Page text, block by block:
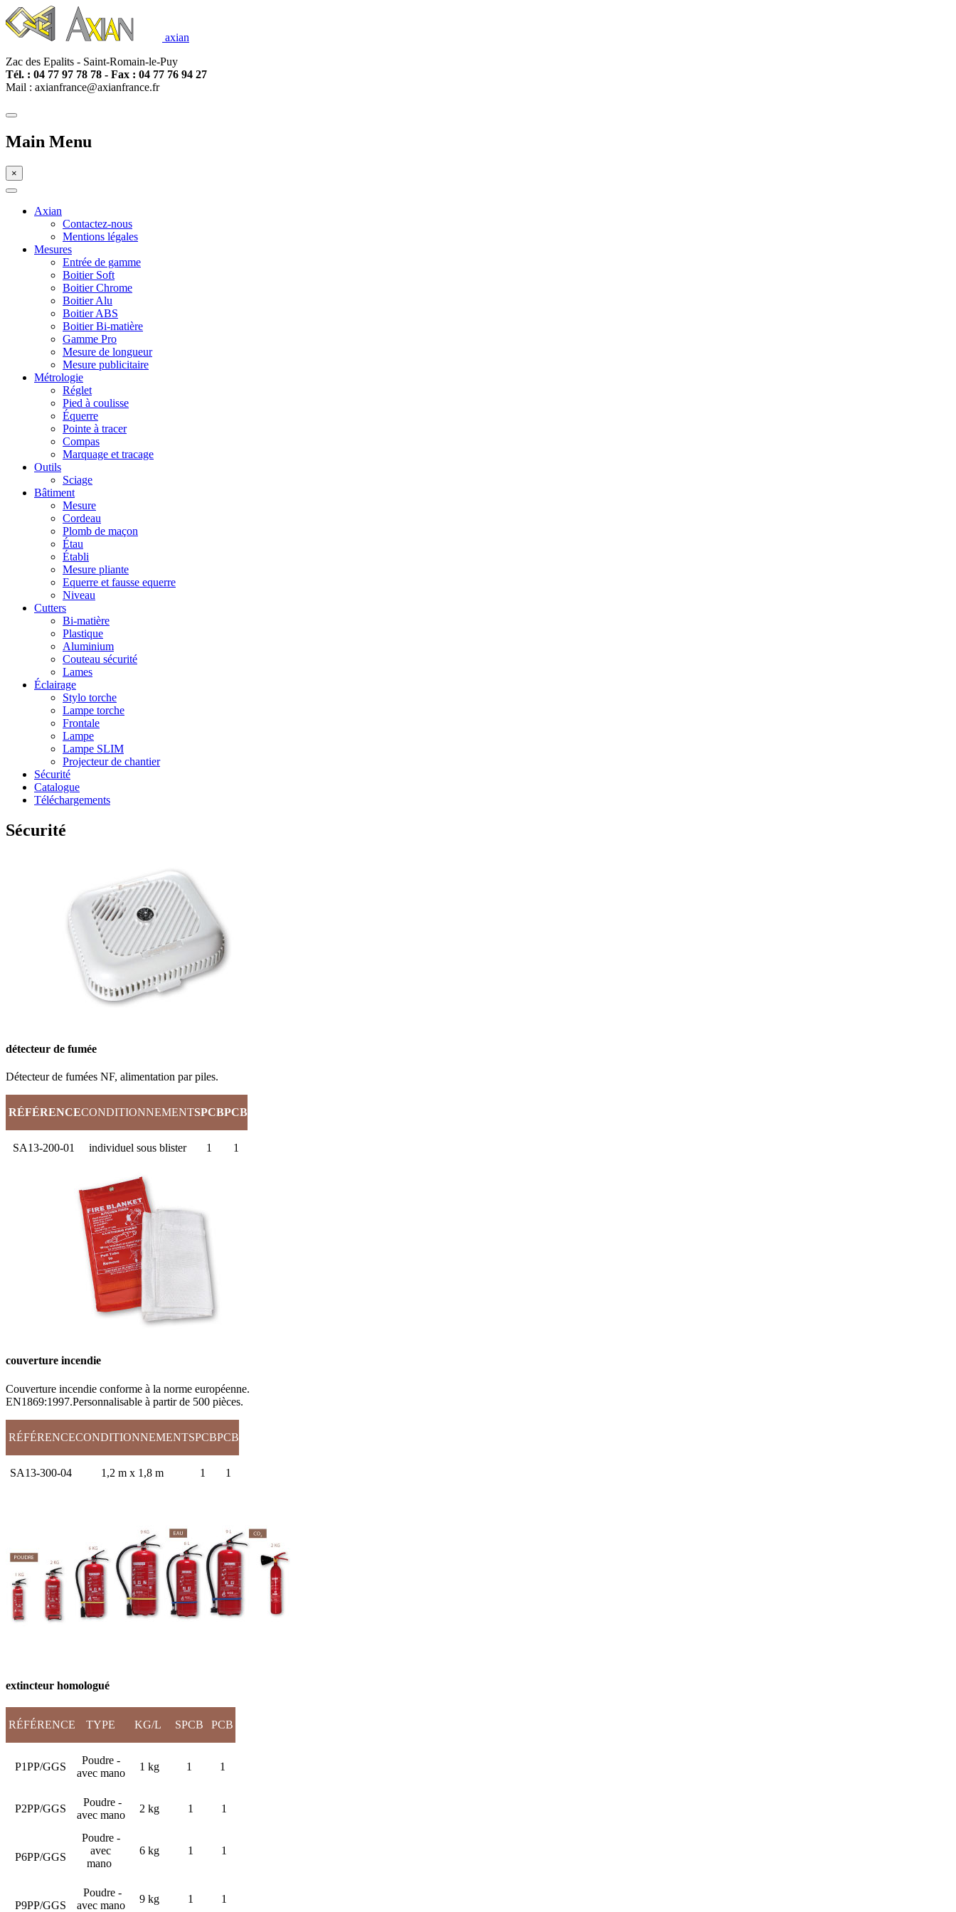
axian
Zac des Epalits - Saint-Romain-le-Puy
Tél. : 04 77 97 78 78 - Fax : 04 77 76 94 27
Mail : axianfrance@axianfrance.fr
Main Menu
×
Axian
Contactez-nous
Mentions légales
Mesures
Entrée de gamme
Boitier Soft
Boitier Chrome
Boitier Alu
Boitier ABS
Boitier Bi-matière
Gamme Pro
Mesure de longueur
Mesure publicitaire
Métrologie
Réglet
Pied à coulisse
Équerre
Pointe à tracer
Compas
Marquage et tracage
Outils
Sciage
Bâtiment
Mesure
Cordeau
Plomb de maçon
Étau
Établi
Mesure pliante
Equerre et fausse equerre
Niveau
Cutters
Bi-matière
Plastique
Aluminium
Couteau sécurité
Lames
Éclairage
Stylo torche
Lampe torche
Frontale
Lampe
Lampe SLIM
Projecteur de chantier
Sécurité
Catalogue
Téléchargements
Sécurité
détecteur de fumée
Détecteur de fumées NF, alimentation par piles.
RÉFÉRENCECONDITIONNEMENTSPCBPCB
SA13-200-01 individuel sous blister 1 1
couverture incendie
Couverture incendie conforme à la norme européenne.
EN1869:1997.Personnalisable à partir de 500 pièces.
RÉFÉRENCECONDITIONNEMENTSPCBPCB
SA13-300-04 1,2 m x 1,8 m 1 1
extincteur homologué
RÉFÉRENCE TYPE KG/L SPCB PCB
P1PP/GGS
Poudre -
avec mano
1 kg 1 1
P2PP/GGS
Poudre -
avec mano
2 kg 1 1
P6PP/GGS
Poudre -
avec
mano
6 kg 1 1
P9PP/GGS
Poudre -
avec mano
9 kg 1 1